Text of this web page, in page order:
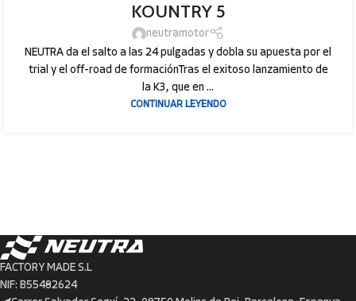
KOUNTRY 5
neutramotor
NEUTRA da el salto a las 24 pulgadas y dobla su apuesta por el
trial y el off-road de formaciónTras el exitoso lanzamiento de
la K3, que en ...
CONTINUAR LEYENDO
FACTORY MADE S.L
NIF: B55482624